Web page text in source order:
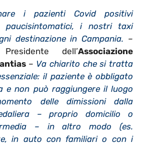
i pazienti Covid positivi
paucisintomatici, i nostri taxi
destinazione in Campania. –
dell’Associazione
– Va chiarito che si tratta
il paziente è obbligato
e non può raggiungere il luogo
delle dimissioni dalla
– proprio domicilio o
– in altro modo (es.
in auto con familiari o con i